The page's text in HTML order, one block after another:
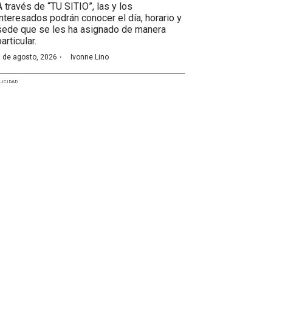
través de “TU SITIO”, las y los
podrán conocer el día, horario y
que se les ha asignado de manera
de agosto, 2026 · Ivonne Lino